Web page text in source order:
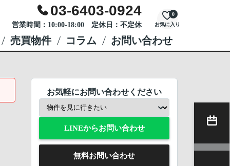
03-6403-0924
営業時間：10:00-18:00 定休日：不定休 お気に入り
0
売買物件 コラム お問い合わせ
お気軽にお問い合わせください
LINEからお問い合わせ
無料お問い合わせ